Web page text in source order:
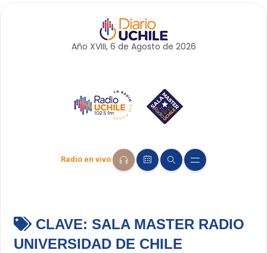
Año XVIII, 6 de Agosto de 2026
Radio en vivo
CLAVE: SALA MASTER RADIO
UNIVERSIDAD DE CHILE